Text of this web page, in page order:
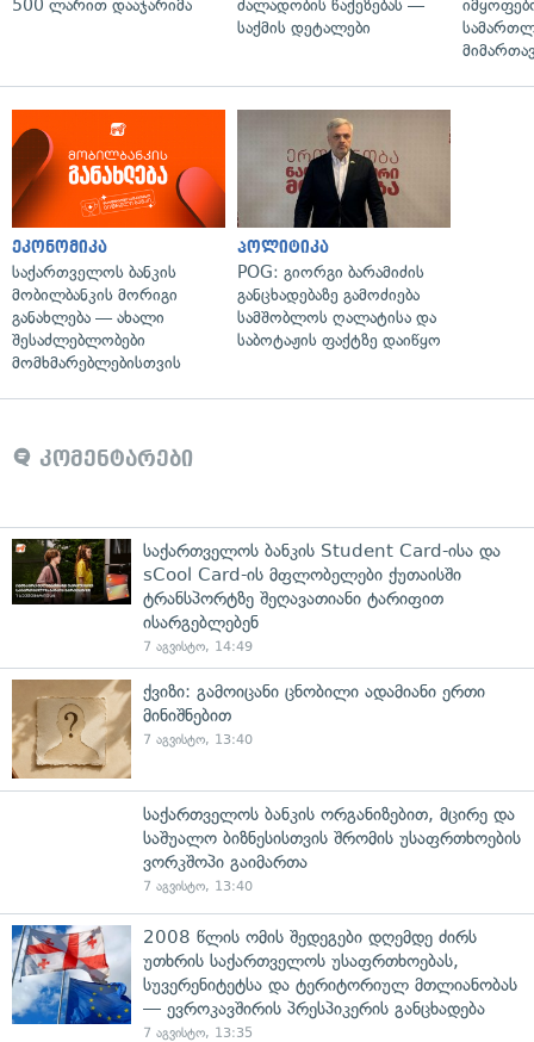
500 ლარით დააჯარიმა
ძალადობის წაქეზებას —
საქმის დეტალები
ეკონომიკა
საქართველოს ბანკის
მობილბანკის მორიგი
განახლება — ახალი
შესაძლებლობები
მომხმარებლებისთვის
პოლიტიკა
POG: გიორგი ბარამიძის
განცხადებაზე გამოძიება
სამშობლოს ღალატისა და
საბოტაჟის ფაქტზე დაიწყო
კომენტარები
საქართველოს ბანკის Student Card-ისა და
sCool Card-ის მფლობელები ქუთაისში
ტრანსპორტზე შეღავათიანი ტარიფით
ისარგებლებენ
7 აგვისტო, 14:49
ქვიზი: გამოიცანი ცნობილი ადამიანი ერთი
მინიშნებით
7 აგვისტო, 13:40
საქართველოს ბანკის ორგანიზებით, მცირე და
საშუალო ბიზნესისთვის შრომის უსაფრთხოების
ვორკშოპი გაიმართა
7 აგვისტო, 13:40
2008 წლის ომის შედეგები დღემდე ძირს
უთხრის საქართველოს უსაფრთხოებას,
სუვერენიტეტსა და ტერიტორიულ მთლიანობას
— ევროკავშირის პრესპიკერის განცხადება
7 აგვისტო, 13:35